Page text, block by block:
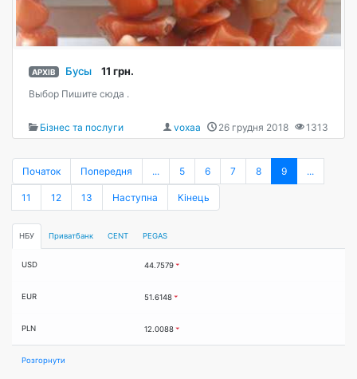
АРХІВ Бусы 11 грн.
Выбор Пишите сюда .
Бізнес та послуги 1313
26 грудня 2018
voxaa
Початок Попередня ... 5 6 7 8 9 ...
11 12 13 Наступна Кінець
НБУ Приватбанк CENT PEGAS
USD 44.7579
EUR 51.6148
PLN 12.0088
Розгорнути